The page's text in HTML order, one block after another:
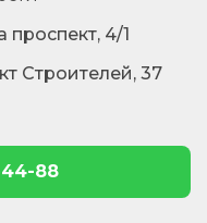
4/1
Строителей, 37
88